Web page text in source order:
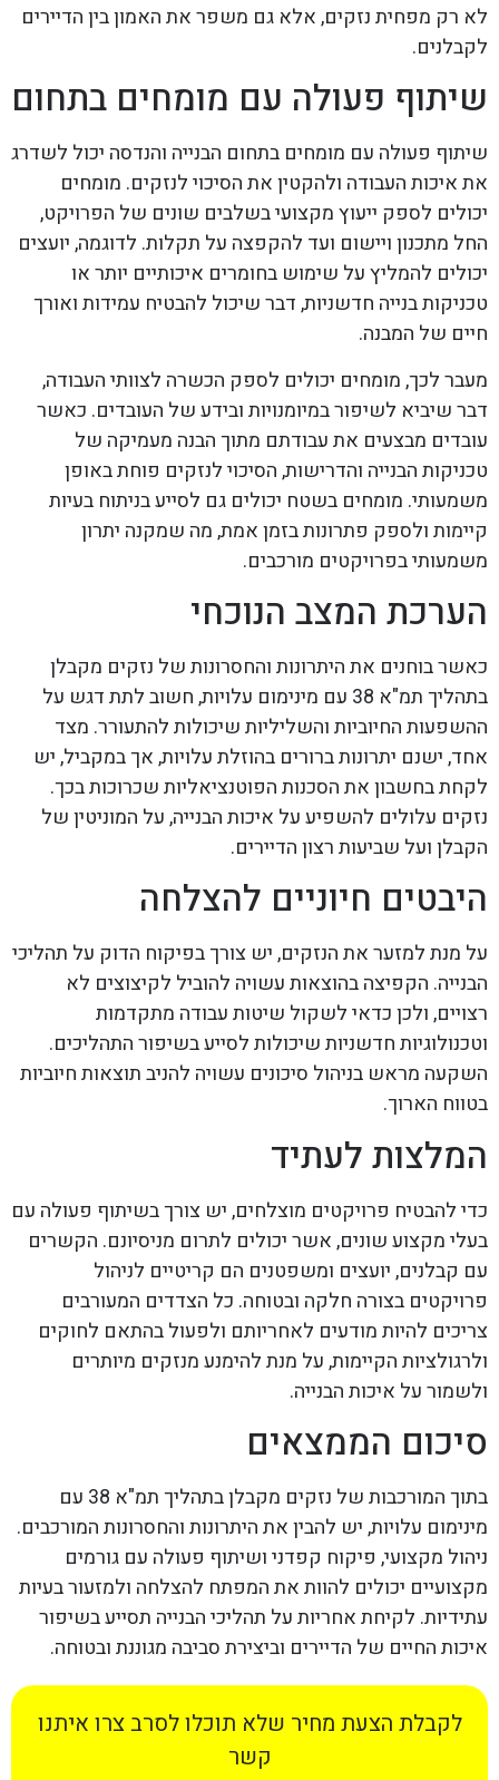
לא רק מפחית נזקים, אלא גם משפר את האמון בין הדיירים
לקבלנים.
שיתוף פעולה עם מומחים בתחום
שיתוף פעולה עם מומחים בתחום הבנייה והנדסה יכול לשדרג
את איכות העבודה ולהקטין את הסיכוי לנזקים. מומחים
יכולים לספק ייעוץ מקצועי בשלבים שונים של הפרויקט,
החל מתכנון ויישום ועד להקפצה על תקלות. לדוגמה, יועצים
יכולים להמליץ על שימוש בחומרים איכותיים יותר או
טכניקות בנייה חדשניות, דבר שיכול להבטיח עמידות ואורך
חיים של המבנה.
מעבר לכך, מומחים יכולים לספק הכשרה לצוותי העבודה,
דבר שיביא לשיפור במיומנויות ובידע של העובדים. כאשר
עובדים מבצעים את עבודתם מתוך הבנה מעמיקה של
טכניקות הבנייה והדרישות, הסיכוי לנזקים פוחת באופן
משמעותי. מומחים בשטח יכולים גם לסייע בניתוח בעיות
קיימות ולספק פתרונות בזמן אמת, מה שמקנה יתרון
משמעותי בפרויקטים מורכבים.
הערכת המצב הנוכחי
כאשר בוחנים את היתרונות והחסרונות של נזקים מקבלן
בתהליך תמ"א 38 עם מינימום עלויות, חשוב לתת דגש על
ההשפעות החיוביות והשליליות שיכולות להתעורר. מצד
אחד, ישנם יתרונות ברורים בהוזלת עלויות, אך במקביל, יש
לקחת בחשבון את הסכנות הפוטנציאליות שכרוכות בכך.
נזקים עלולים להשפיע על איכות הבנייה, על המוניטין של
הקבלן ועל שביעות רצון הדיירים.
היבטים חיוניים להצלחה
על מנת למזער את הנזקים, יש צורך בפיקוח הדוק על תהליכי
הבנייה. הקפיצה בהוצאות עשויה להוביל לקיצוצים לא
רצויים, ולכן כדאי לשקול שיטות עבודה מתקדמות
וטכנולוגיות חדשניות שיכולות לסייע בשיפור התהליכים.
השקעה מראש בניהול סיכונים עשויה להניב תוצאות חיוביות
בטווח הארוך.
המלצות לעתיד
כדי להבטיח פרויקטים מוצלחים, יש צורך בשיתוף פעולה עם
בעלי מקצוע שונים, אשר יכולים לתרום מניסיונם. הקשרים
עם קבלנים, יועצים ומשפטנים הם קריטיים לניהול
פרויקטים בצורה חלקה ובטוחה. כל הצדדים המעורבים
צריכים להיות מודעים לאחריותם ולפעול בהתאם לחוקים
ולרגולציות הקיימות, על מנת להימנע מנזקים מיותרים
ולשמור על איכות הבנייה.
סיכום הממצאים
בתוך המורכבות של נזקים מקבלן בתהליך תמ"א 38 עם
מינימום עלויות, יש להבין את היתרונות והחסרונות המורכבים.
ניהול מקצועי, פיקוח קפדני ושיתוף פעולה עם גורמים
מקצועיים יכולים להוות את המפתח להצלחה ולמזעור בעיות
עתידיות. לקיחת אחריות על תהליכי הבנייה תסייע בשיפור
איכות החיים של הדיירים וביצירת סביבה מגוננת ובטוחה.
לקבלת הצעת מחיר שלא תוכלו לסרב צרו איתנו
קשר